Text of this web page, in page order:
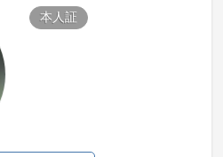
本人証